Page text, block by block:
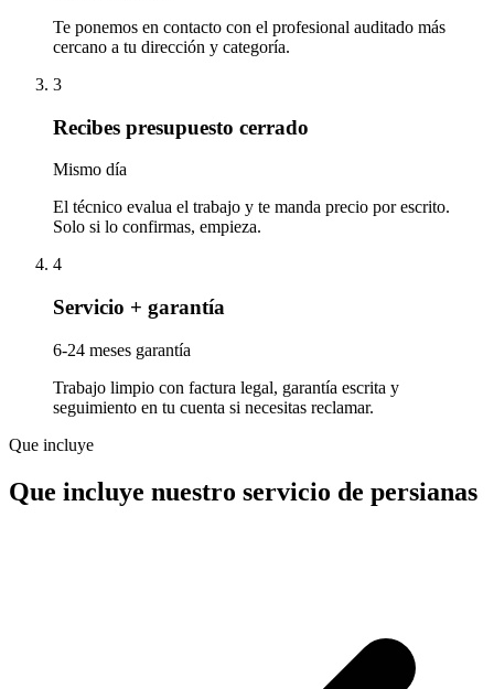
Te ponemos en contacto con el profesional auditado más
cercano a tu dirección y categoría.
3
Recibes presupuesto cerrado
Mismo día
El técnico evalua el trabajo y te manda precio por escrito.
Solo si lo confirmas, empieza.
4
Servicio + garantía
6-24 meses garantía
Trabajo limpio con factura legal, garantía escrita y
seguimiento en tu cuenta si necesitas reclamar.
Que incluye
Que incluye nuestro servicio de persianas